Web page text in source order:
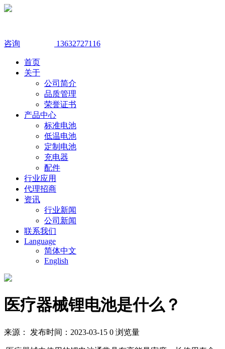
咨询 13632727116
首页
关于
公司简介
品质管理
荣誉证书
产品中心
标准电池
低温电池
定制电池
充电器
配件
行业应用
代理招商
资讯
行业新闻
公司新闻
联系我们
Language
简体中文
English
医疗器械锂电池是什么？
来源： 发布时间：2023-03-15 0 浏览量